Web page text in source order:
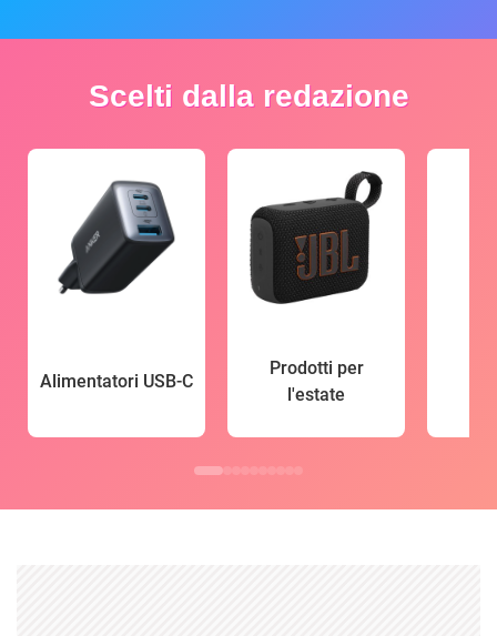
Scelti dalla redazione
Alimentatori USB-C
Prodotti per
l'estate